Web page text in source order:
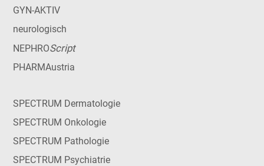
GYN-AKTIV
neurologisch
NEPHROScript
PHARMAustria
SPECTRUM Dermatologie
SPECTRUM Onkologie
SPECTRUM Pathologie
SPECTRUM Psychiatrie